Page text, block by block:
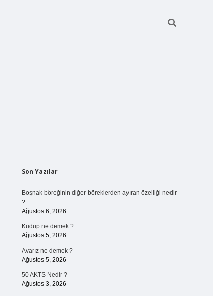
Sidebar
Son Yazılar
Boşnak böreğinin diğer böreklerden ayıran özelliği nedir
?
Ağustos 6, 2026
Kudup ne demek ?
Ağustos 5, 2026
Avarız ne demek ?
Ağustos 5, 2026
50 AKTS Nedir ?
Ağustos 3, 2026